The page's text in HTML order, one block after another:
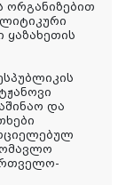
ორგანიზებით
და